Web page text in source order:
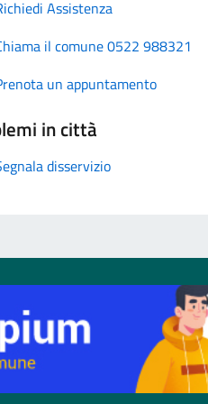
Assistenza
il comune 0522 988321
un appuntamento
in città
disservizio